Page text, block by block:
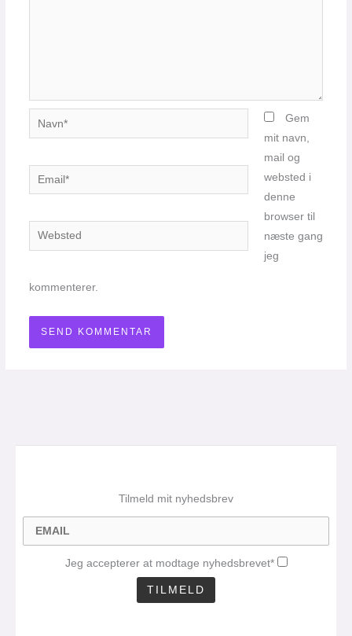
Navn*
Email*
Websted
Gem
mit navn,
mail og
websted i
denne
browser til
næste gang
jeg
kommenterer.
Tilmeld mit nyhedsbrev
Jeg accepterer at modtage nyhedsbrevet*